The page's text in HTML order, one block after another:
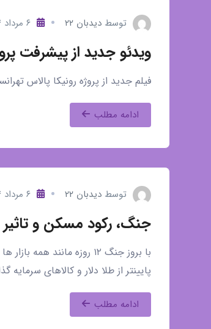
توسط دیدبان ۲۲ ۶ مرداد ۱۴۰۴
ویدئو جدید از پیشرفت
فیلم جدید از پروژه رونیکا پالاس
ادامه مطلب
توسط دیدبان ۲۲ ۶ مرداد ۱۴۰۴
جنگ، رکود مسکن و تاثیر
با بروز جنگ ۱۲ روزه
پایینتر از طلا دلار و کالاهای
ادامه مطلب